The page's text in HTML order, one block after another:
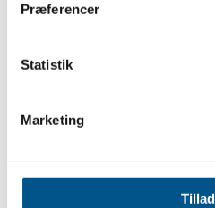
Præferencer
Statistik
Marketing
Ved konkurs